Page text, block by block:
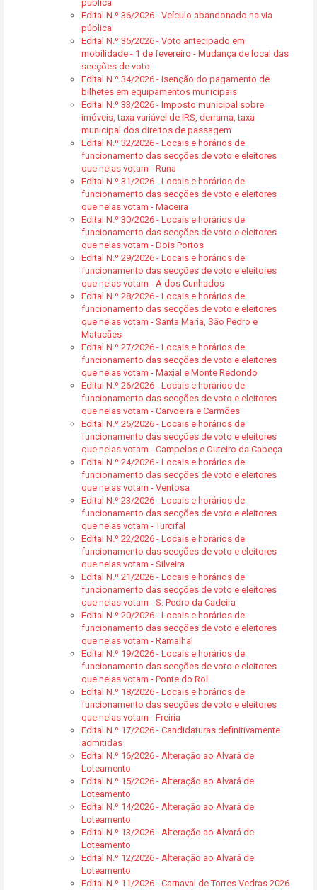
pública
Edital N.º 36/2026 - Veículo abandonado na via
pública
Edital N.º 35/2026 - Voto antecipado em
mobilidade - 1 de fevereiro - Mudança de local das
secções de voto
Edital N.º 34/2026 - Isenção do pagamento de
bilhetes em equipamentos municipais
Edital N.º 33/2026 - Imposto municipal sobre
imóveis, taxa variável de IRS, derrama, taxa
municipal dos direitos de passagem
Edital N.º 32/2026 - Locais e horários de
funcionamento das secções de voto e eleitores
que nelas votam - Runa
Edital N.º 31/2026 - Locais e horários de
funcionamento das secções de voto e eleitores
que nelas votam - Maceira
Edital N.º 30/2026 - Locais e horários de
funcionamento das secções de voto e eleitores
que nelas votam - Dois Portos
Edital N.º 29/2026 - Locais e horários de
funcionamento das secções de voto e eleitores
que nelas votam - A dos Cunhados
Edital N.º 28/2026 - Locais e horários de
funcionamento das secções de voto e eleitores
que nelas votam - Santa Maria, São Pedro e
Matacães
Edital N.º 27/2026 - Locais e horários de
funcionamento das secções de voto e eleitores
que nelas votam - Maxial e Monte Redondo
Edital N.º 26/2026 - Locais e horários de
funcionamento das secções de voto e eleitores
que nelas votam - Carvoeira e Carmões
Edital N.º 25/2026 - Locais e horários de
funcionamento das secções de voto e eleitores
que nelas votam - Campelos e Outeiro da Cabeça
Edital N.º 24/2026 - Locais e horários de
funcionamento das secções de voto e eleitores
que nelas votam - Ventosa
Edital N.º 23/2026 - Locais e horários de
funcionamento das secções de voto e eleitores
que nelas votam - Turcifal
Edital N.º 22/2026 - Locais e horários de
funcionamento das secções de voto e eleitores
que nelas votam - Silveira
Edital N.º 21/2026 - Locais e horários de
funcionamento das secções de voto e eleitores
que nelas votam - S. Pedro da Cadeira
Edital N.º 20/2026 - Locais e horários de
funcionamento das secções de voto e eleitores
que nelas votam - Ramalhal
Edital N.º 19/2026 - Locais e horários de
funcionamento das secções de voto e eleitores
que nelas votam - Ponte do Rol
Edital N.º 18/2026 - Locais e horários de
funcionamento das secções de voto e eleitores
que nelas votam - Freiria
Edital N.º 17/2026 - Candidaturas definitivamente
admitidas
Edital N.º 16/2026 - Alteração ao Alvará de
Loteamento
Edital N.º 15/2026 - Alteração ao Alvará de
Loteamento
Edital N.º 14/2026 - Alteração ao Alvará de
Loteamento
Edital N.º 13/2026 - Alteração ao Alvará de
Loteamento
Edital N.º 12/2026 - Alteração ao Alvará de
Loteamento
Edital N.º 11/2026 - Carnaval de Torres Vedras 2026